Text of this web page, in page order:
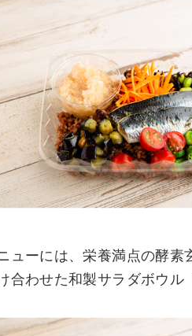
ューには、栄養満点の酵素
合わせた和製サラダボウル